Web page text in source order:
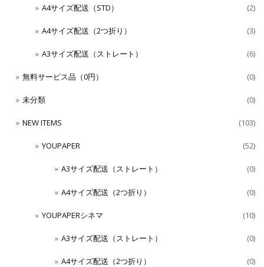
A4サイズ配送（STD） (2)
A4サイズ配送（2つ折り） (3)
A3サイズ配送（ストレート） (6)
無料サービス品（0円） (0)
未分類 (0)
NEW ITEMS (103)
YOUPAPER (52)
A3サイズ配送（ストレート） (0)
A4サイズ配送（2つ折り） (0)
YOUPAPERシネマ (10)
A3サイズ配送（ストレート） (0)
A4サイズ配送（2つ折り） (0)